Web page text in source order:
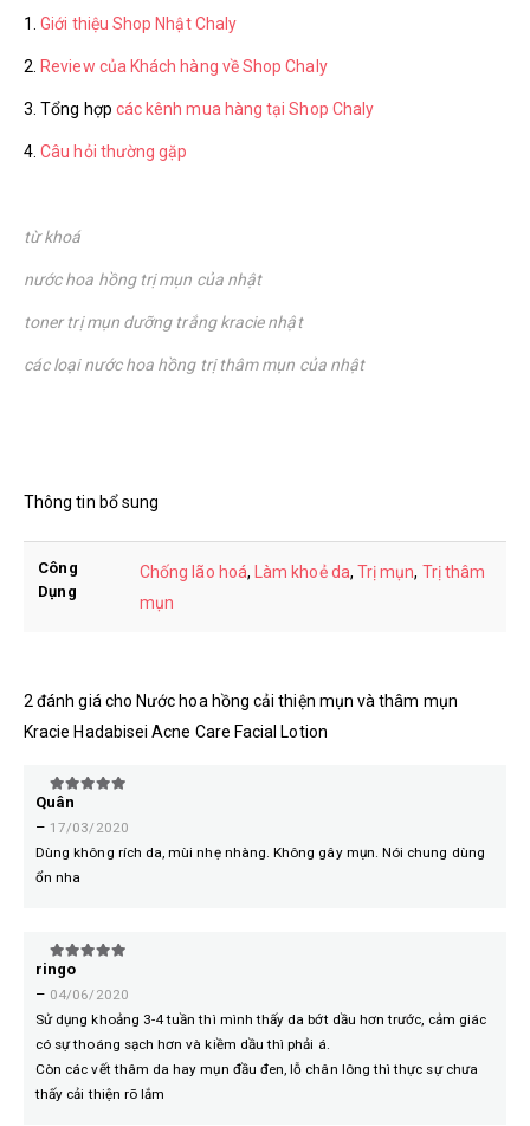
1.Giới thiệu Shop Nhật Chaly
2. Review của Khách hàng về Shop Chaly
3. Tổng hợp các kênh mua hàng tại Shop Chaly
4.Câu hỏi thường gặp
từ khoá
nước hoa hồng trị mụn của nhật
toner trị mụn dưỡng trắng kracie nhật
các loại nước hoa hồng trị thâm mụn của nhật
Thông tin bổ sung
Công
Dụng
Chống lão hoá, Làm khoẻ da, Trị mụn, Trị thâm
mụn
2 đánh giá cho Nước hoa hồng cải thiện mụn và thâm mụn
Kracie Hadabisei Acne Care Facial Lotion
5trên 5
Quân
– 17/03/2020
Dùng không rích da, mùi nhẹ nhàng. Không gây mụn. Nói chung dùng
ổn nha
5trên 5
ringo
– 04/06/2020
Sử dụng khoảng 3-4 tuần thì mình thấy da bớt dầu hơn trước, cảm giác
có sự thoáng sạch hơn và kiềm dầu thì phải á.
Còn các vết thâm da hay mụn đầu đen, lỗ chân lông thì thực sự chưa
thấy cải thiện rõ lắm